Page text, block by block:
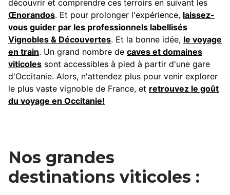
découvrir et comprendre ces terroirs en suivant les
Œnorandos. Et pour prolonger l'expérience, laissez-
vous guider par les professionnels labellisés
Vignobles & Découvertes. Et la bonne idée, le voyage
en train. Un grand nombre de caves et domaines
viticoles sont accessibles à pied à partir d'une gare
d'Occitanie. Alors, n'attendez plus pour venir explorer
le plus vaste vignoble de France, et retrouvez le goût
du voyage en Occitanie!
Nos grandes
destinations viticoles :